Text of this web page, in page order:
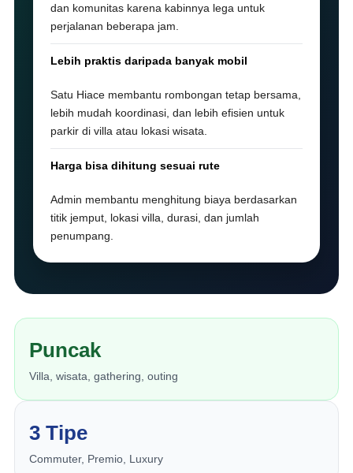
dan komunitas karena kabinnya lega untuk
perjalanan beberapa jam.
Lebih praktis daripada banyak mobil
Satu Hiace membantu rombongan tetap bersama,
lebih mudah koordinasi, dan lebih efisien untuk
parkir di villa atau lokasi wisata.
Harga bisa dihitung sesuai rute
Admin membantu menghitung biaya berdasarkan
titik jemput, lokasi villa, durasi, dan jumlah
penumpang.
Puncak
Villa, wisata, gathering, outing
3 Tipe
Commuter, Premio, Luxury